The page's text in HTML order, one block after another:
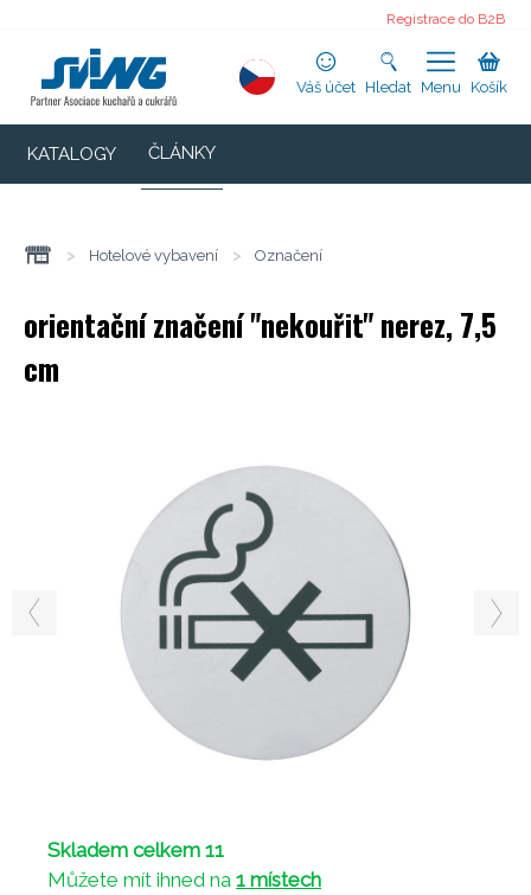
Registrace do B2B
Váš účet Hledat Menu Košík
KATALOGY ČLÁNKY
> Hotelové vybavení > Označení
orientační značení "nekouřit" nerez, 7,5
cm
Skladem celkem 11
Můžete mít ihned na 1 místech